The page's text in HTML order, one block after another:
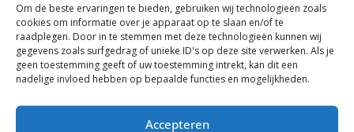
Om de beste ervaringen te bieden, gebruiken wij technologieën zoals
cookies om informatie over je apparaat op te slaan en/of te
raadplegen. Door in te stemmen met deze technologieën kunnen wij
gegevens zoals surfgedrag of unieke ID's op deze site verwerken. Als je
geen toestemming geeft of uw toestemming intrekt, kan dit een
nadelige invloed hebben op bepaalde functies en mogelijkheden.
Accepteren